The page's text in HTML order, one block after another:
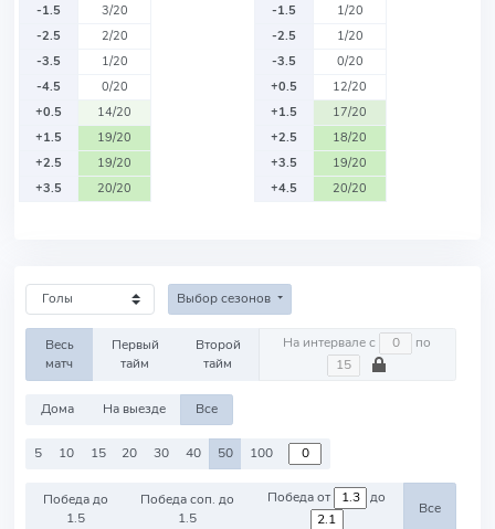
-1.5
3/20
-2.5
2/20
-3.5
1/20
-4.5
0/20
+0.5
14/20
+1.5
19/20
+2.5
19/20
+3.5
20/20
-1.5
1/20
-2.5
1/20
-3.5
0/20
+0.5
12/20
+1.5
17/20
+2.5
18/20
+3.5
19/20
+4.5
20/20
Выбор сезонов
Весь
матч
Первый
тайм
Второй
тайм
На интервале с по
Дома На выезде Все
5 10 15 20 30 40 50 100
Победа до
1.5
Победа соп. до
1.5
Победа от до
Все